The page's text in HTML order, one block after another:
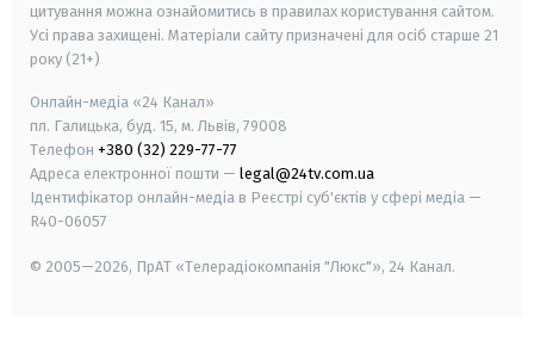
цитування можна ознайомитись в правилах користування сайтом.
Усі права захищені. Матеріали сайту призначені для осіб старше 21
року (21+)
Онлайн-медіа «24 Канал»
пл. Галицька, буд. 15, м. Львів, 79008
Телефон +380 (32) 229-77-77
Адреса електронної пошти — legal@24tv.com.ua
Ідентифікатор онлайн-медіа в Реєстрі суб'єктів у сфері медіа —
R40-06057
© 2005—2026, ПрАТ «Телерадіокомпанія "Люкс"», 24 Канал.